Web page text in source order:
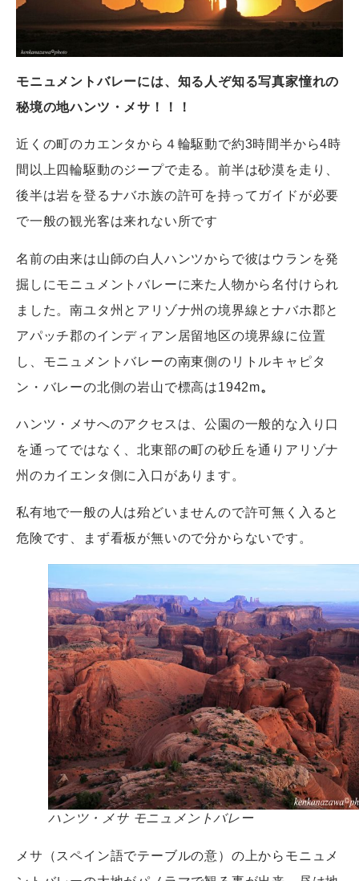
モニュメントバレーには、知る人ぞ知る写真家憧れの
秘境の地ハンツ・メサ！！！
近くの町のカエンタから４輪駆動で約3時間半から4時
間以上四輪駆動のジープで走る。前半は砂漠を走り、
後半は岩を登るナバホ族の許可を持ってガイドが必要
で一般の観光客は来れない所です
名前の由来は山師の白人ハンツからで彼はウランを発
掘しにモニュメントバレーに来た人物から名付けられ
ました。南ユタ州とアリゾナ州の境界線とナバホ郡と
アパッチ郡のインディアン居留地区の境界線に位置
し、モニュメントバレーの南東側のリトルキャピタ
ン・バレーの北側の岩山で標高は1942m。
ハンツ・メサへのアクセスは、公園の一般的な入り口
を通ってではなく、北東部の町の砂丘を通りアリゾナ
州のカイエンタ側に入口があります。
私有地で一般の人は殆どいませんので許可無く入ると
危険です、まず看板が無いので分からないです。
ハンツ・メサ モニュメントバレー
メサ（スペイン語でテーブルの意）の上からモニュメ